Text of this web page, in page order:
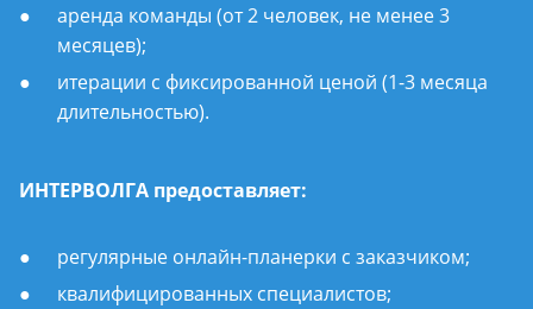
аренда команды (от 2 человек, не менее 3
месяцев);
итерации с фиксированной ценой (1-3 месяца
длительностью).
ИНТЕРВОЛГА предоставляет:
регулярные онлайн-планерки с заказчиком;
квалифицированных специалистов;